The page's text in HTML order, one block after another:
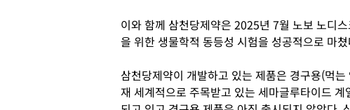
이와 함께 삼천당제약은 2025년 7월 노보 노디
을 위한 생물학적 동등성 시험을 성공적으로 마
삼천당제약이 개발하고 있는 제품은 경구용(먹
재 세계적으로 주목받고 있는 세마글루타이드